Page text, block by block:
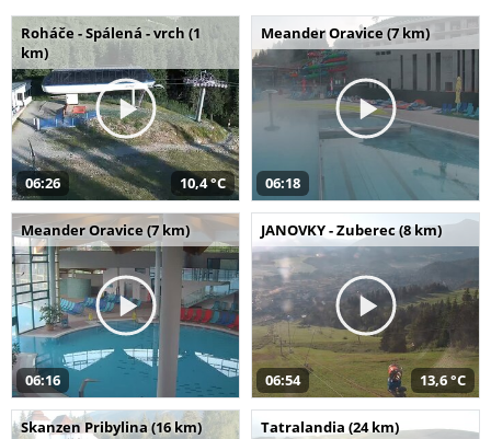
Roháče - Spálená - vrch (1
km)
06:26 10,4 °C
Meander Oravice (7 km)
06:18
Meander Oravice (7 km)
06:16
JANOVKY - Zuberec (8 km)
06:54 13,6 °C
Skanzen Pribylina (16 km) Tatralandia (24 km)